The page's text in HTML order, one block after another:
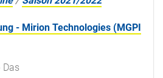
- Mirion Technologies (MGPI
Das